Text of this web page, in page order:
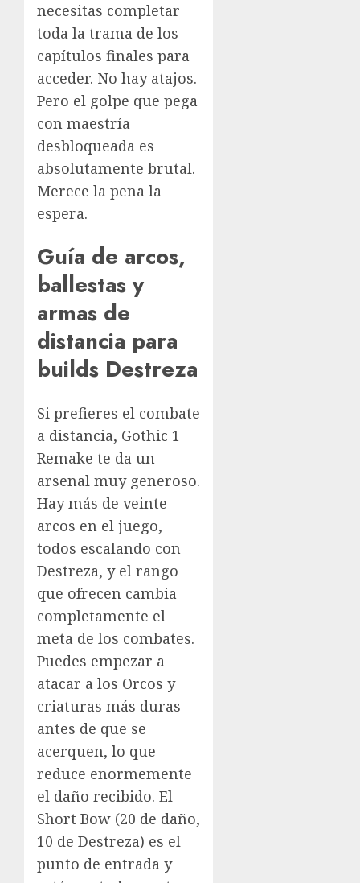
necesitas completar
toda la trama de los
capítulos finales para
acceder. No hay atajos.
Pero el golpe que pega
con maestría
desbloqueada es
absolutamente brutal.
Merece la pena la
espera.
Guía de arcos,
ballestas y
armas de
distancia para
builds Destreza
Si prefieres el combate
a distancia, Gothic 1
Remake te da un
arsenal muy generoso.
Hay más de veinte
arcos en el juego,
todos escalando con
Destreza, y el rango
que ofrecen cambia
completamente el
meta de los combates.
Puedes empezar a
atacar a los Orcos y
criaturas más duras
antes de que se
acerquen, lo que
reduce enormemente
el daño recibido. El
Short Bow (20 de daño,
10 de Destreza) es el
punto de entrada y